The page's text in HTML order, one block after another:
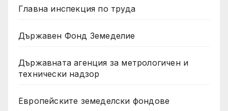
Главна инспекция по труда
Държавен Фонд Земеделие
Държавната агенция за метрологичен и
технически надзор
Европейските земеделски фондове